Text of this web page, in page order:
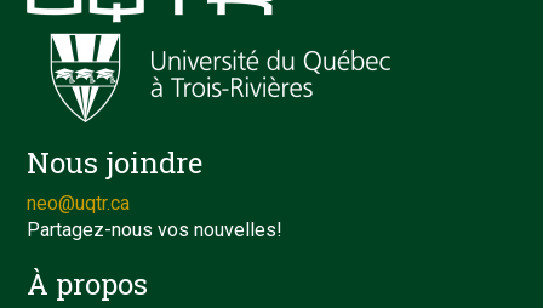
Nous joindre
neo@uqtr.ca
Partagez-nous vos nouvelles!
À propos